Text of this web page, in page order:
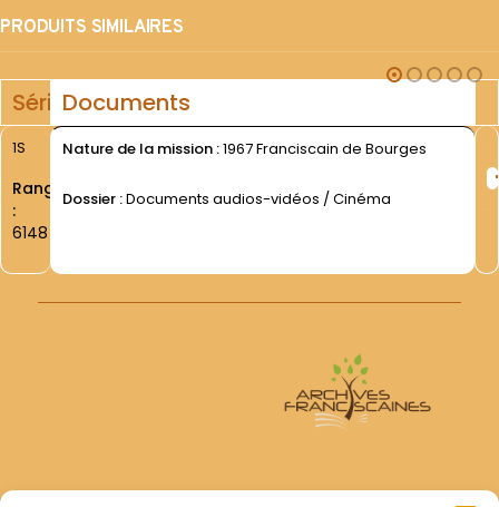
PRODUITS SIMILAIRES
SérieDocuments
1S
Rang
:
6148
Nature de la mission :1967 Franciscain de Bourges
Dossier :Documents audios-vidéos / Cinéma